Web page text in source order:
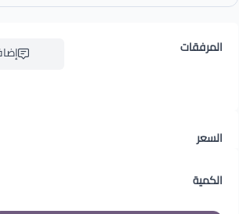
المرفقات
السعر
الكمية